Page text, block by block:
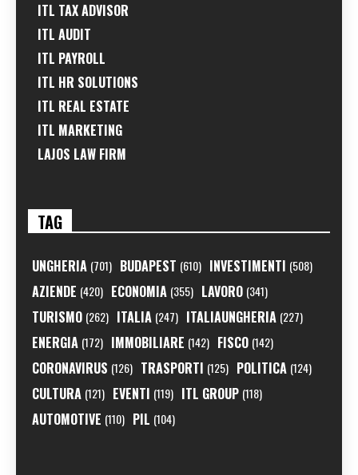
ITL TAX ADVISOR
ITL AUDIT
ITL PAYROLL
ITL HR SOLUTIONS
ITL REAL ESTATE
ITL MARKETING
LAJOS LAW FIRM
TAG
UNGHERIA (701) BUDAPEST (610) INVESTIMENTI (508)
AZIENDE (420) ECONOMIA (355) LAVORO (341)
TURISMO (262) ITALIA (247) ITALIAUNGHERIA (227)
ENERGIA (172) IMMOBILIARE (142) FISCO (142)
CORONAVIRUS (126) TRASPORTI (125) POLITICA (124)
CULTURA (121) EVENTI (119) ITL GROUP (118)
AUTOMOTIVE (110) PIL (104)